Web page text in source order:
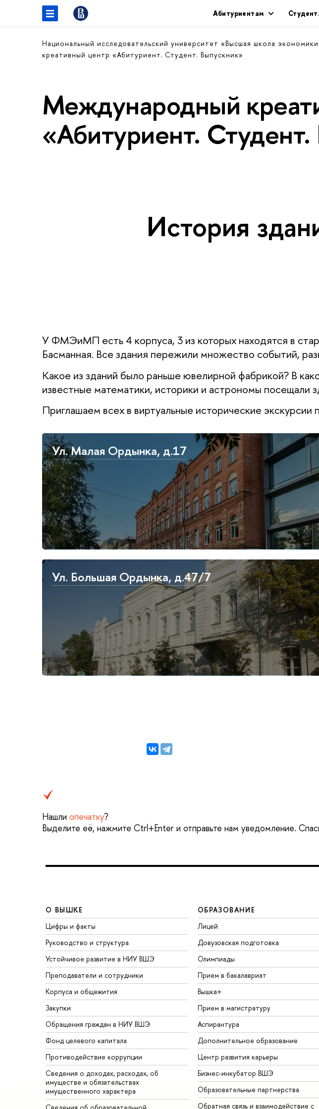
Абитуриентам
Национальный исследовательский университет «Высшая школа
креативный центр «Абитуриент. Студент. Выпускник»
Международный
«Абитуриент.
История
У ФМЭиМП есть 4 корпуса, 3 из которых находятся в
Басманная. Все здания пережили множество событий,
Какое из зданий было раньше ювелирной фабрикой? В
известные математики, историки и астрономы
Приглашаем всех в виртуальные исторические экскурсии
Ул. Малая Ордынка, д.17
Ул. Большая Ордынка, д.47/7
Нашли опечатку?
Выделите её, нажмите Ctrl+Enter и отправьте нам уведомление.
О ВЫШКЕ
Цифры и факты
Руководство и структура
Устойчивое развитие в НИУ ВШЭ
Преподаватели и сотрудники
Корпуса и общежития
Закупки
Обращения граждан в НИУ ВШЭ
Фонд целевого капитала
Противодействие коррупции
Сведения о доходах, расходах, об
имуществе и обязательствах
имущественного характера
ОБРАЗОВАНИЕ
Лицей
Довузовская подготовка
Олимпиады
Прием в бакалавриат
Вышка+
Прием в магистратуру
Аспирантура
Дополнительное образование
Центр развития карьеры
Бизнес-инкубатор ВШЭ
Образовательные партнерства
Обратная связь и взаимодействие с